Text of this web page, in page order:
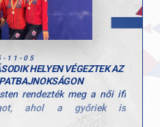
11-05
HELYEN VÉGEZTEK AZ
rendezték meg a női ifi
ahol a győriek is